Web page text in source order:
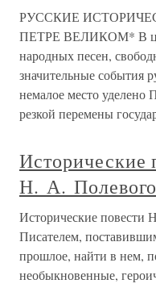
РУССКИЕ
ПЕТРЕ ВЕЛИКОМ* В
народных песен,
значительные события
немалое место уделено
резкой перемены
Исторические
Н. А.
Исторические повести
Писателем,
прошлое, найти в нем,
необыкновенные,